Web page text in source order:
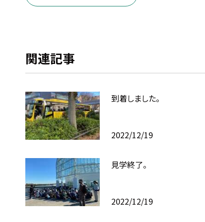
関連記事
到着しました。
2022/12/19
見学終了。
2022/12/19